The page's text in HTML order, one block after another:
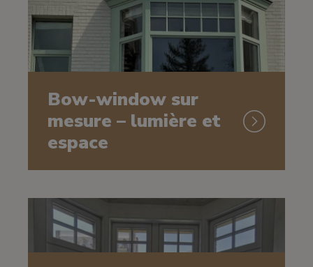
Bow-window sur
mesure – lumière et
espace